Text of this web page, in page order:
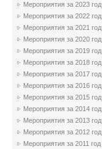
Мероприятия за 2023 год
Мероприятия за 2022 год
Мероприятия за 2021 год
Мероприятия за 2020 год
Мероприятия за 2019 год
Мероприятия за 2018 год
Мероприятия за 2017 год
Мероприятия за 2016 год
Мероприятия за 2015 год
Мероприятия за 2014 год
Мероприятия за 2013 год
Мероприятия за 2012 год
Мероприятия за 2011 год